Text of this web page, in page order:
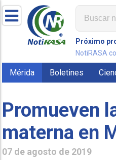
Próximo
NotiRASA
Mérida Boletines
Promueven
materna en
07 de agosto de 2019